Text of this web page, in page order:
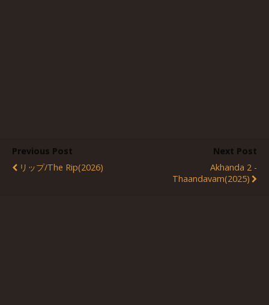
Previous Post
リップ/The Rip(2026)
Next Post
Akhanda 2 -
Thaandavam(2025)